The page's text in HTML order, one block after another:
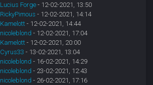
Lucius Forge - 12-02-2021, 13:50
RickyPimous - 12-02-2021, 14:14
Kamelott - 12-02-2021, 14:44
nicoleblond - 12-02-2021, 17:04
Kamelott - 12-02-2021, 20:00
Cyrus33 - 13-02-2021, 13:04
nicoleblond - 16-02-2021, 14:29
nicoleblond - 23-02-2021, 12:43
nicoleblond - 26-02-2021, 17:16